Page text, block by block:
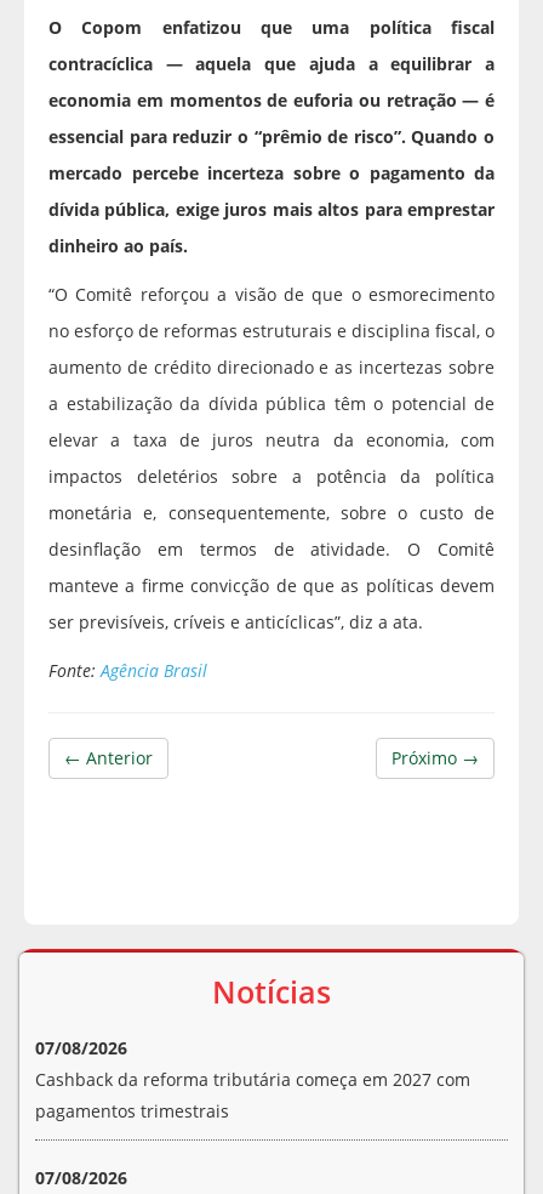
O Copom enfatizou que uma política fiscal
contracíclica — aquela que ajuda a equilibrar a
economia em momentos de euforia ou retração — é
essencial para reduzir o “prêmio de risco”. Quando o
mercado percebe incerteza sobre o pagamento da
dívida pública, exige juros mais altos para emprestar
dinheiro ao país.
“O Comitê reforçou a visão de que o esmorecimento
no esforço de reformas estruturais e disciplina fiscal, o
aumento de crédito direcionado e as incertezas sobre
a estabilização da dívida pública têm o potencial de
elevar a taxa de juros neutra da economia, com
impactos deletérios sobre a potência da política
monetária e, consequentemente, sobre o custo de
desinflação em termos de atividade. O Comitê
manteve a firme convicção de que as políticas devem
ser previsíveis, críveis e anticíclicas”, diz a ata.
Fonte:Agência Brasil
Próximo →
← Anterior
Notícias
07/08/2026
Cashback da reforma tributária começa em 2027 com
pagamentos trimestrais
07/08/2026